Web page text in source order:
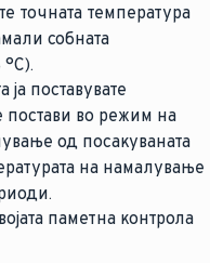
точната температура
собната
ја поставувате
постави во режим на
од посакуваната
на намалување
паметна контрола